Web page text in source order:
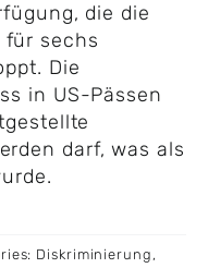
die die
für sechs
Die
in US-Pässen
darf, was als
Diskriminierung ,